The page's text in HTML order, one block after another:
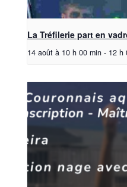
La Tréfilerie part en
14 août à 10 h 00 min - 12 h